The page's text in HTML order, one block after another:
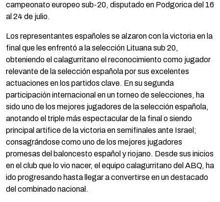
campeonato europeo sub-20, disputado en Podgorica del 16
al 24 de julio.
Los representantes españoles se alzaron con la victoria en la
final que les enfrentó a la selección Lituana sub 20,
obteniendo el calagurritano el reconocimiento como jugador
relevante de la selección española por sus excelentes
actuaciones en los partidos clave. En su segunda
participación internacional en un torneo de selecciones, ha
sido uno de los mejores jugadores de la selección española,
anotando el triple más espectacular de la final o siendo
principal artifice de la victoria en semifinales ante Israel;
consagrándose como uno de los mejores jugadores
promesas del baloncesto español y riojano. Desde sus inicios
en el club que lo vio nacer, el equipo calagurritano del ABQ, ha
ido progresando hasta llegar a convertirse en un destacado
del combinado nacional.